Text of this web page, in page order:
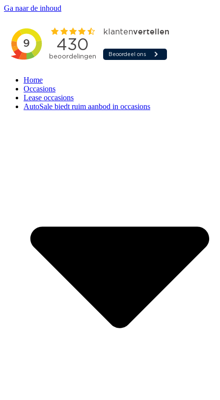
Ga naar de inhoud
Home
Occasions
Lease occasions
AutoSale biedt ruim aanbod in occasions